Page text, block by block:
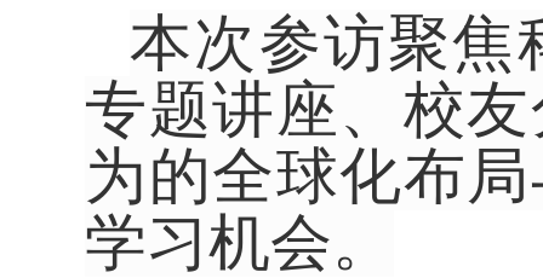
本次参访聚焦
专题讲座、校
为的全球化布
学习机会。